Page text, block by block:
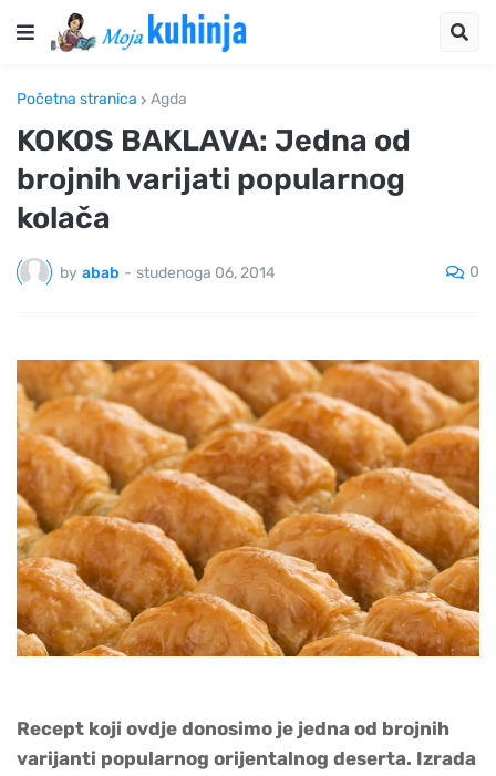
Početna stranica Agda
KOKOS BAKLAVA: Jedna od
brojnih varijati popularnog
kolača
by abab - studenoga 06, 2014 0
Recept koji ovdje donosimo je jedna od brojnih
varijanti popularnog orijentalnog deserta. Izrada